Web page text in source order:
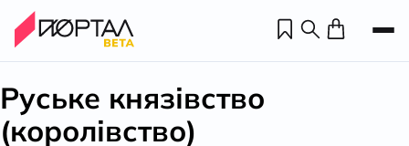
Руське князівство
(королівство)